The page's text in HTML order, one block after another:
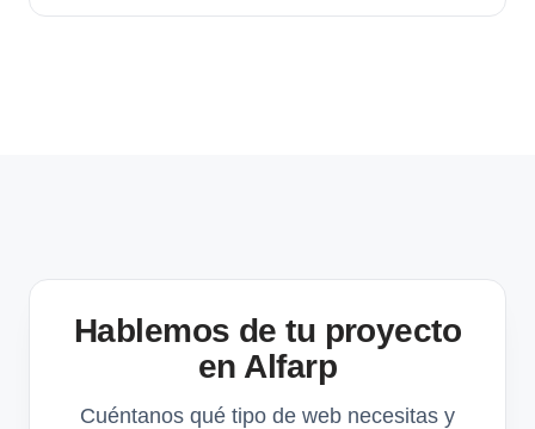
Hablemos de tu proyecto
en Alfarp
Cuéntanos qué tipo de web necesitas y